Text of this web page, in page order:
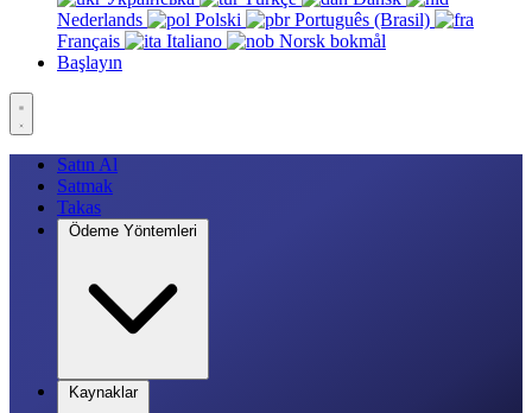
Nederlands
Polski
Português (Brasil)
Français
Italiano
Norsk bokmål
Başlayın
Satın Al
Satmak
Takas
Ödeme Yöntemleri
Kaynaklar